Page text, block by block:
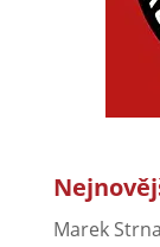
Marek